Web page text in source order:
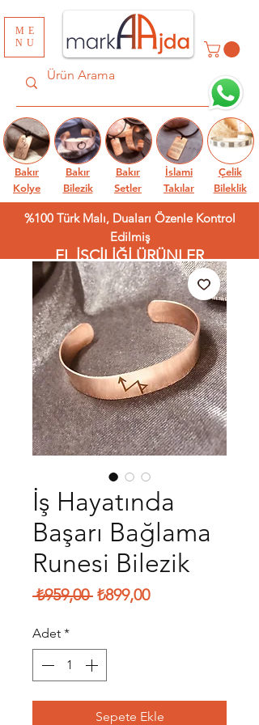
ME
NU
%100 Türk Malı, Duaları Özenle Kontrol
Edilmiş
EL İŞÇİLİĞİ ÜRÜNLER
Bakır
Kolye
Bakır
Bilezik
Bakır
Setler
İslami
Takılar
Çelik
Bileklik
İş Hayatında
Başarı Bağlama
Runesi Bilezik
₺959,00 Normal
₺899,00İndirimli
Adet *
Sepete Ekle